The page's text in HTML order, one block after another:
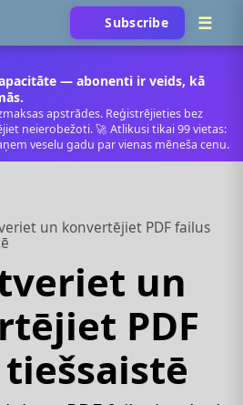
Subscribe
— abonenti ir veids, kā
apstrādes. Reģistrējieties bez
neierobežoti. 🚀 Atlikusi tikai 99 vietas:
veselu gadu par vienas mēneša cenu.
un konvertējiet PDF failus
un
PDF